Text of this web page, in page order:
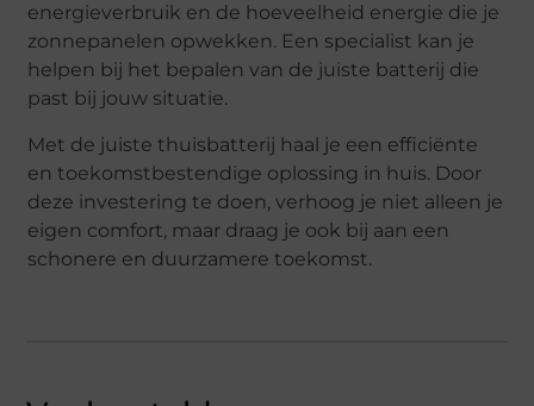
energieverbruik en de hoeveelheid energie die je
zonnepanelen opwekken. Een specialist kan je
helpen bij het bepalen van de juiste batterij die
past bij jouw situatie.
Met de juiste thuisbatterij haal je een efficiënte
en toekomstbestendige oplossing in huis. Door
deze investering te doen, verhoog je niet alleen je
eigen comfort, maar draag je ook bij aan een
schonere en duurzamere toekomst.